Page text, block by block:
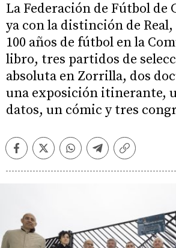
La Federación de Fútbol de
ya con la distinción de
100 años de fútbol en la
libro, tres partidos de
absoluta en Zorrilla, dos
una exposición itinerante,
datos, un cómic y tres
FacebookTwitterWhatsappTelegramCopiar